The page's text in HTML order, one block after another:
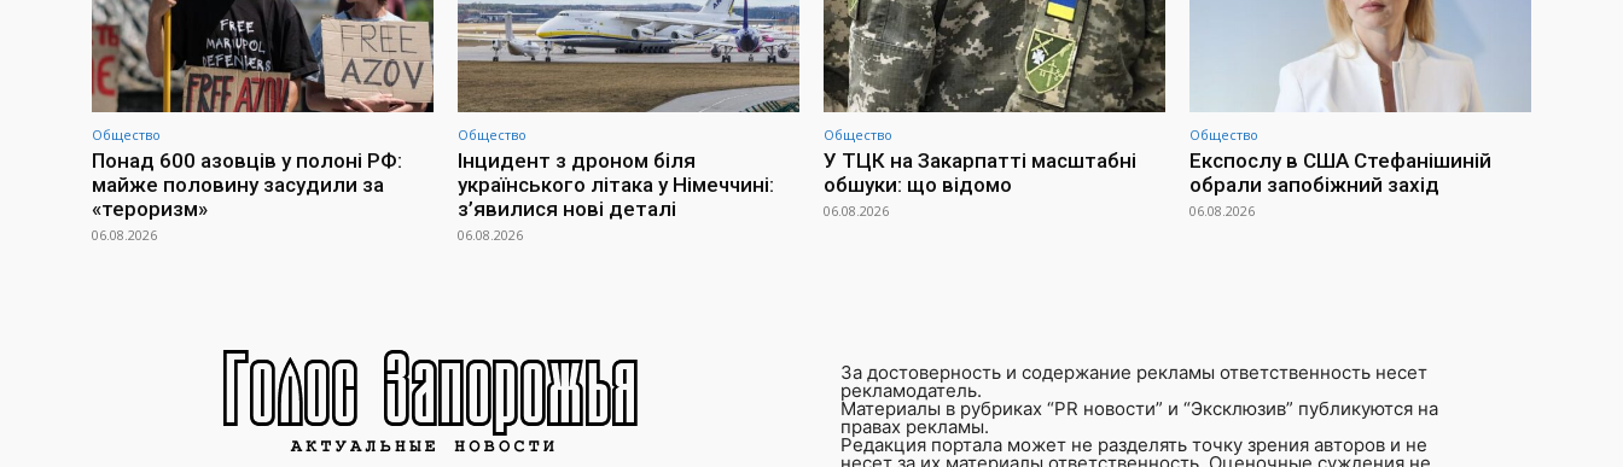
Общество
Понад 600 азовців у полоні РФ:
майже половину засудили за
«тероризм»
06.08.2026
Общество
Інцидент з дроном біля
українського літака у Німеччині:
з’явилися нові деталі
06.08.2026
Общество
У ТЦК на Закарпатті масштабні
обшуки: що відомо
06.08.2026
Общество
Експослу в США Стефанішиній
обрали запобіжний захід
06.08.2026
За достоверность и содержание рекламы ответственность несет
рекламодатель.
Материалы в рубриках “PR новости” и “Эксклюзив” публикуются на
правах рекламы.
Редакция портала может не разделять точку зрения авторов и не